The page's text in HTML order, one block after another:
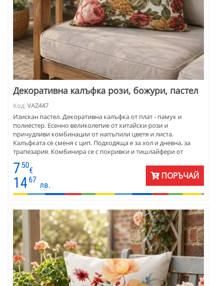
Декоративна калъфка рози, божури, пастел
Код:VAZ447
Изискан пастел. Декоративна калъфка от плат - памук и
полиестер. Есенно великолепие от китайски рози и
причудливи комбинации от напъпили цветя и листа.
Калъфката се сменя с цип. Подходяща е за хол и дневна, за
трапезария. Комбинира се с покривки и тишлайфери от
7 50
€
14 67
лв.
ПОРЪЧАЙ